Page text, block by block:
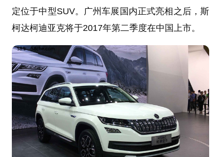
定位于中型SUV。广州车展国内正式亮相之后，斯
柯达柯迪亚克将于2017年第二季度在中国上市。